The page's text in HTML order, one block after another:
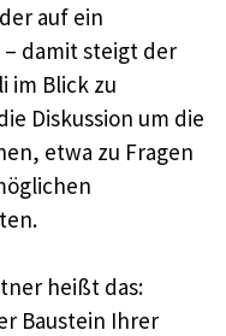
auf ein
damit steigt der
im Blick zu
Diskussion um die
etwa zu Fragen
heißt das:
Baustein Ihrer